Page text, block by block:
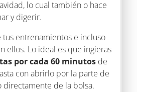
lo cual también o hace
y digerir.
tus entrenamientos e incluso
ellos. Lo ideal es que ingieras
por cada 60 minutos de
con abrirlo por la parte de
de la bolsa.